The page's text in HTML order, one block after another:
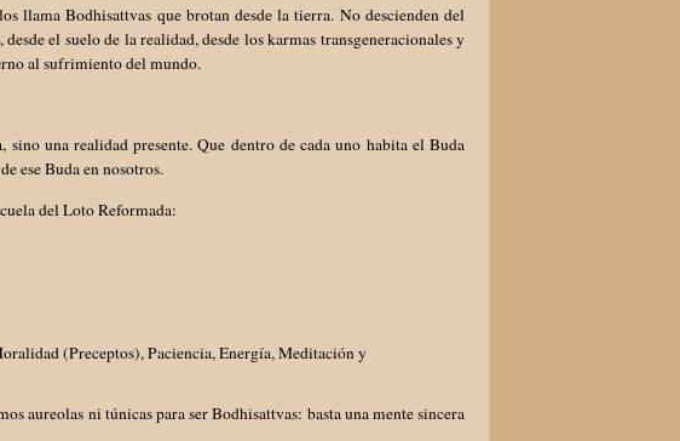
llama Bodhisattvas que brotan desde la tierra. No descienden del
el suelo de la realidad, desde los karmas transgeneracionales y
al sufrimiento del mundo.
una realidad presente. Que dentro de cada uno habita el Buda
ese Buda en nosotros.
del Loto Reformada:
(Preceptos), Paciencia, Energía, Meditación y
aureolas ni túnicas para ser Bodhisattvas: basta una mente sincera